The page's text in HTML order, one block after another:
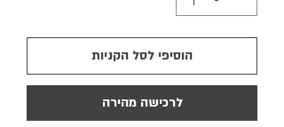
הוסיפי לסל הקניות
לרכישה מהירה